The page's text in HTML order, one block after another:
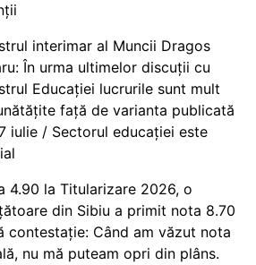
interimar al Muncii Dragos
În urma ultimelor discuții cu
Educației lucrurile sunt mult
față de varianta publicată
iulie / Sectorul educației este
4.90 la Titularizare 2026, o
din Sibiu a primit nota 8.70
contestație: Când am văzut nota
nu mă puteam opri din plâns.